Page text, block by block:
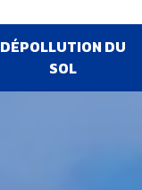
DÉPOLLUTION DU
SOL